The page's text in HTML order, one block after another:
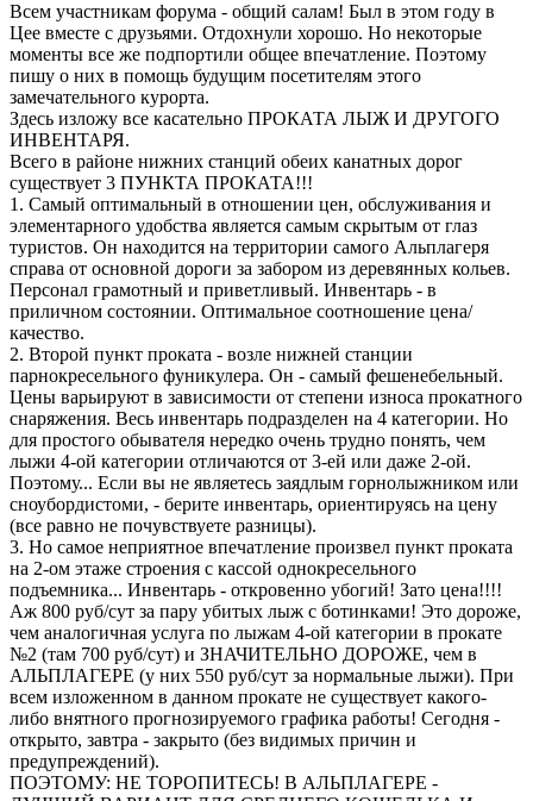
Всем участникам форума - общий салам! Был в этом году в
Цее вместе с друзьями. Отдохнули хорошо. Но некоторые
моменты все же подпортили общее впечатление. Поэтому
пишу о них в помощь будущим посетителям этого
замечательного курорта.
Здесь изложу все касательно ПРОКАТА ЛЫЖ И ДРУГОГО
ИНВЕНТАРЯ.
Всего в районе нижних станций обеих канатных дорог
существует 3 ПУНКТА ПРОКАТА!!!
1. Самый оптимальный в отношении цен, обслуживания и
элементарного удобства является самым скрытым от глаз
туристов. Он находится на территории самого Альплагеря
справа от основной дороги за забором из деревянных кольев.
Персонал грамотный и приветливый. Инвентарь - в
приличном состоянии. Оптимальное соотношение цена/
качество.
2. Второй пункт проката - возле нижней станции
парнокресельного фуникулера. Он - самый фешенебельный.
Цены варьируют в зависимости от степени износа прокатного
снаряжения. Весь инвентарь подразделен на 4 категории. Но
для простого обывателя нередко очень трудно понять, чем
лыжи 4-ой категории отличаются от 3-ей или даже 2-ой.
Поэтому... Если вы не являетесь заядлым горнолыжником или
сноубордистоми, - берите инвентарь, ориентируясь на цену
(все равно не почувствуете разницы).
3. Но самое неприятное впечатление произвел пункт проката
на 2-ом этаже строения с кассой однокресельного
подъемника... Инвентарь - откровенно убогий! Зато цена!!!!
Аж 800 руб/сут за пару убитых лыж с ботинками! Это дороже,
чем аналогичная услуга по лыжам 4-ой категории в прокате
№2 (там 700 руб/сут) и ЗНАЧИТЕЛЬНО ДОРОЖЕ, чем в
АЛЬПЛАГЕРЕ (у них 550 руб/сут за нормальные лыжи). При
всем изложенном в данном прокате не существует какого-
либо внятного прогнозируемого графика работы! Сегодня -
открыто, завтра - закрыто (без видимых причин и
предупреждений).
ПОЭТОМУ: НЕ ТОРОПИТЕСЬ! В АЛЬПЛАГЕРЕ -